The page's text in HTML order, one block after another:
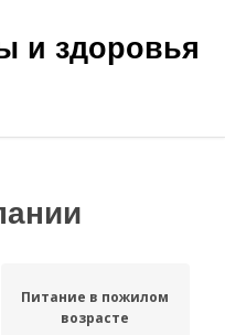
и здоровья
Питание в пожилом
возрасте